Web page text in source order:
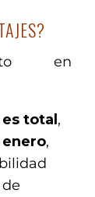
en
total ,
,